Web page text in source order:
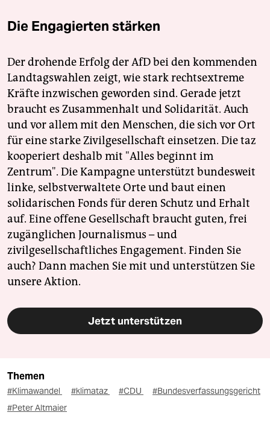
Die Engagierten stärken
Der drohende Erfolg der AfD bei den kommenden
Landtagswahlen zeigt, wie stark rechtsextreme
Kräfte inzwischen geworden sind. Gerade jetzt
braucht es Zusammenhalt und Solidarität. Auch
und vor allem mit den Menschen, die sich vor Ort
für eine starke Zivilgesellschaft einsetzen. Die taz
kooperiert deshalb mit "Alles beginnt im
Zentrum". Die Kampagne unterstützt bundesweit
linke, selbstverwaltete Orte und baut einen
solidarischen Fonds für deren Schutz und Erhalt
auf. Eine offene Gesellschaft braucht guten, frei
zugänglichen Journalismus – und
zivilgesellschaftliches Engagement. Finden Sie
auch? Dann machen Sie mit und unterstützen Sie
unsere Aktion.
Jetzt unterstützen
Themen
#Klimawandel #klimataz #CDU
#Bundesverfassungsgericht
#Peter Altmaier